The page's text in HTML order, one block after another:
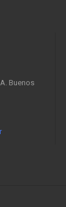
Buenos